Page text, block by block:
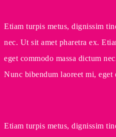
Etiam turpis metus, dignissim
nec. Ut sit amet pharetra ex.
eget commodo massa dictum
Nunc bibendum laoreet mi, eget
Etiam turpis metus, dignissim